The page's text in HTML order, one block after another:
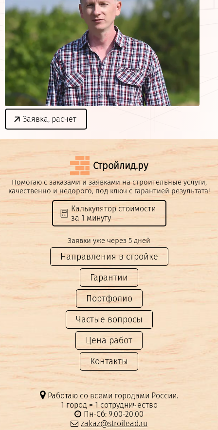
Заявка, расчет
Стройлид.ру
Помогаю с заказами и заявками на строительные услуги,
качественно и недорого, под ключ с гарантией результата!
Калькулятор стоимости
за 1 минуту
Заявки уже через 5 дней
Направления в стройке
Гарантии
Портфолио
Частые вопросы
Цена работ
Контакты
Работаю со всеми городами России.
1 город = 1 сотрудничество
Пн-Сб: 9.00-20.00
zakaz@stroilead.ru